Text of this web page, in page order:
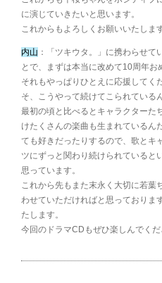
に演じていきたいと思います。
これからもよろしくお願いいたしま
内山 ：「ツキウタ。」に携わらせて
とで、まずは本当に改めて10周年お
それもやっぱりひとえに応援してく
そ、こうやって続けてこられている
最初の頃と比べるとキャラクターた
けたくさんの楽曲も生まれているん
ても好きだったりするので、歌とキ
ツにずっと関わり続けられていると
思っています。
これから先もまた末永く大切に若葉
わせていただければと思っておりま
たします。
今回のドラマCDもぜひ楽しんでくだ